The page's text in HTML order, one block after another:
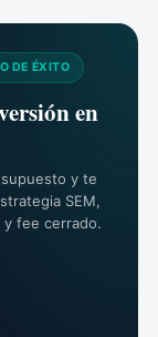
DE ÉXITO
en
y te
SEM,
fee cerrado.